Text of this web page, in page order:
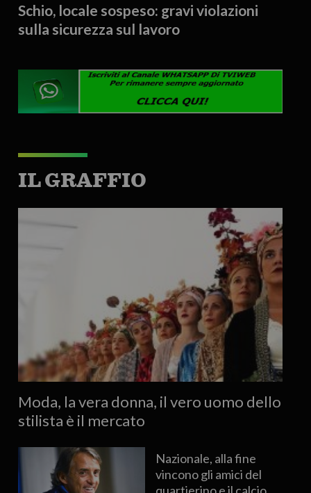
Schio, locale sospeso: gravi violazioni
sulla sicurezza sul lavoro
IL GRAFFIO
Moda, la vera donna, il vero uomo dello
stilista è il mercato
Nazionale, alla fine
vincono gli amici del